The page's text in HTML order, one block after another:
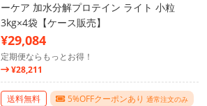
ーケア 加水分解プロテイン ライト 小粒
3kg×4袋【ケース販売】
¥29,084
定期便ならもっとお得！
¥28,211
送料無料 5%OFFクーポンあり 通常注文のみ